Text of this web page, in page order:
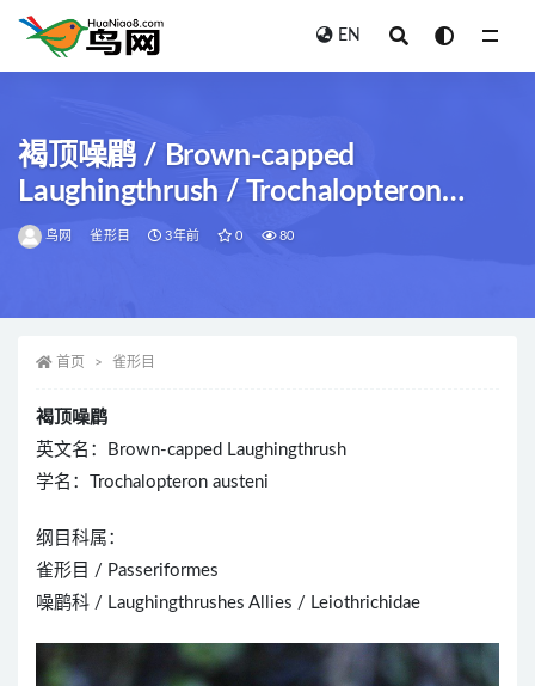
EN
褐顶噪鹛 / Brown-capped
Laughingthrush / Trochalopteron
austeni
鸟网 雀形目 3年前 0 80
首页 雀形目
褐顶噪鹛
英文名：Brown-capped Laughingthrush
学名：Trochalopteron austeni
纲目科属：
雀形目 / Passeriformes
噪鹛科 / Laughingthrushes Allies / Leiothrichidae